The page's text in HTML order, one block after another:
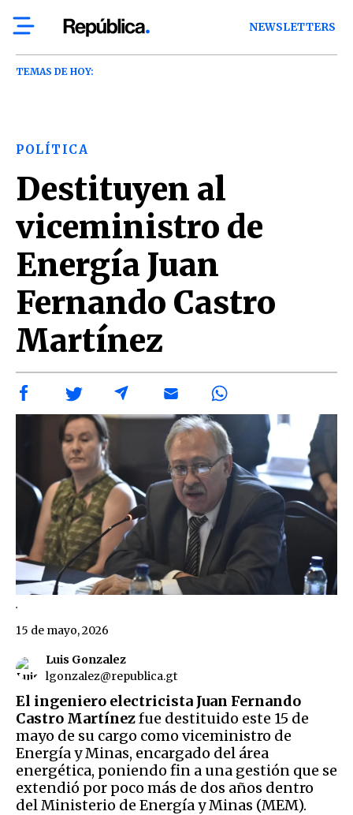
NEWSLETTERS
TEMAS DE HOY:
POLÍTICA
Destituyen al
viceministro de
Energía Juan
Fernando Castro
Martínez
.
Luis Gonzalez
lgonzalez@republica.gt
15 de mayo, 2026
El ingeniero electricista Juan Fernando
Castro Martínezfue destituido este 15 de
mayo de su cargo como viceministro de
Energía y Minas, encargado del área
energética, poniendo fin a una gestión que se
extendió por poco más de dos años dentro
del Ministerio de Energía y Minas (MEM).